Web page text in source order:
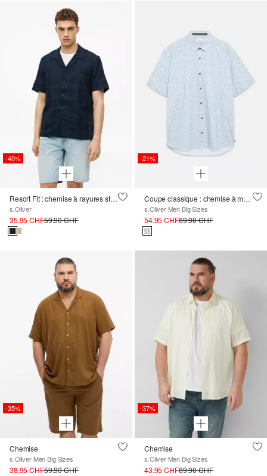
-40%
Resort Fit : chemise à rayures structurées
s.Oliver
35.95 CHF59.90 CHF
-21%
Coupe classique : chemise à manches courtes élastique avec imprimé intégral
s.Oliver Men Big Sizes
54.95 CHF69.90 CHF
-35%
Chemise
s.Oliver Men Big Sizes
38.95 CHF59.90 CHF
-37%
Chemise
s.Oliver Men Big Sizes
43.95 CHF69.90 CHF